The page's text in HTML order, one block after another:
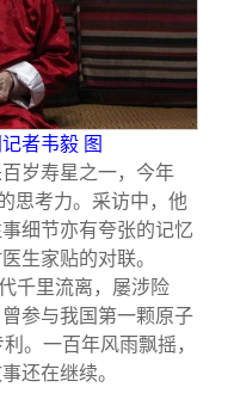
者韦毅 图
岁寿星之一，今年
思考力。采访中，他
细节亦有夸张的记忆
生家贴的对联。
千里流离，屡涉险
参与我国第一颗原子
。一百年风雨飘摇，
还在继续。